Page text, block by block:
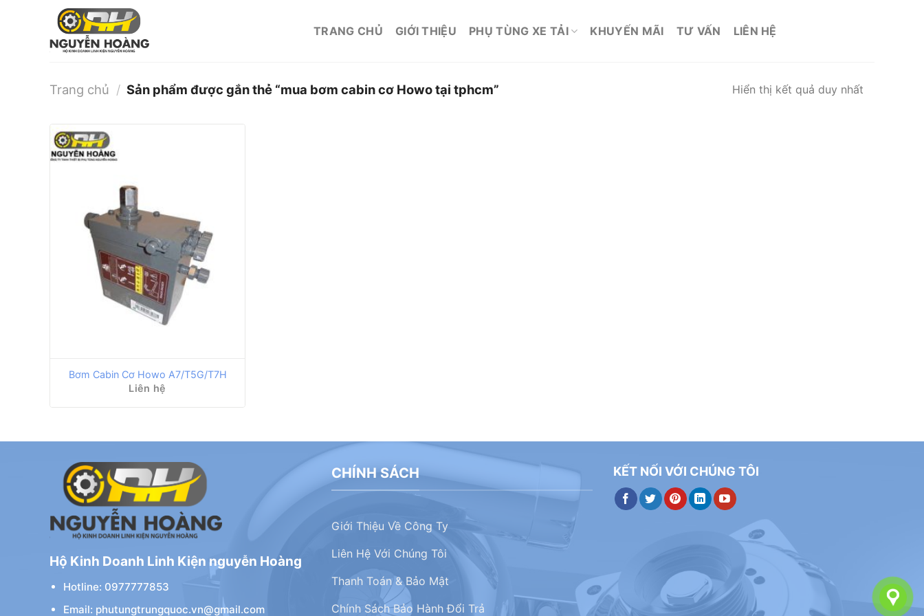
TRANG CHỦ GIỚI THIỆU PHỤ TÙNG XE TẢI KHUYẾN MÃI TƯ VẤN LIÊN HỆ
Trang chủ / Sản phẩm được gắn thẻ “mua bơm cabin cơ Howo tại tphcm” Hiển thị kết quả duy nhất
Bơm Cabin Cơ Howo A7/T5G/T7H
Liên hệ
Hộ Kinh Doanh Linh Kiện nguyễn Hoàng
Hotline: 0977777853
Email: phutungtrungquoc.vn@gmail.com
CHÍNH SÁCH
Giới Thiệu Về Công Ty
Liên Hệ Với Chúng Tôi
Thanh Toán & Bảo Mật
Chính Sách Bảo Hành Đổi Trả
KẾT NỐI VỚI CHÚNG TÔI